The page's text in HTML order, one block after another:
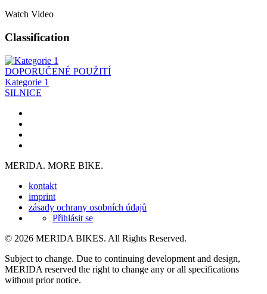
Watch Video
Classification
DOPORUČENÉ POUŽITÍ
Kategorie 1
SILNICE
MERIDA. MORE BIKE.
kontakt
imprint
zásady ochrany osobních údajů
Přihlásit se
© 2026 MERIDA BIKES. All Rights Reserved.
Subject to change. Due to continuing development and design,
MERIDA reserved the right to change any or all specifications
without prior notice.